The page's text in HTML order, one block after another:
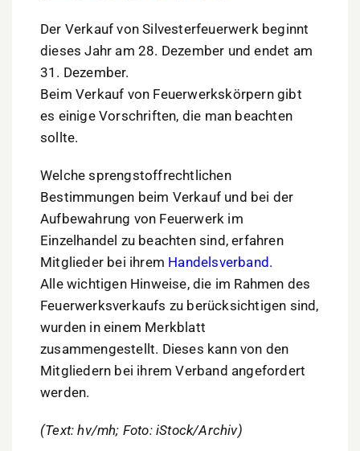
Der Verkauf von Silvesterfeuerwerk beginnt
dieses Jahr am 28. Dezember und endet am
31. Dezember.
Beim Verkauf von Feuerwerkskörpern gibt
es einige Vorschriften, die man beachten
sollte.
Welche sprengstoffrechtlichen
Bestimmungen beim Verkauf und bei der
Aufbewahrung von Feuerwerk im
Einzelhandel zu beachten sind, erfahren
Mitglieder bei ihrem Handelsverband .
Alle wichtigen Hinweise, die im Rahmen des
Feuerwerksverkaufs zu berücksichtigen sind,
wurden in einem Merkblatt
zusammengestellt. Dieses kann von den
Mitgliedern bei ihrem Verband angefordert
werden.
(Text: hv/mh; Foto: iStock/Archiv)